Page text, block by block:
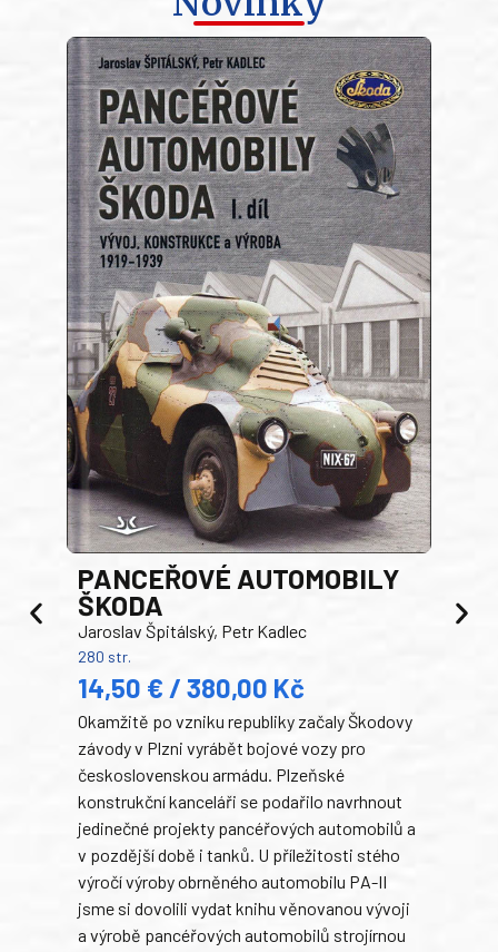
PANCEŘOVÉ AUTOMOBILY
ŠKODA
Jaroslav Špitálský, Petr Kadlec
280 str.
14,50 € / 380,00 Kč
Okamžitě po vzniku republiky začaly Škodovy
závody v Plzni vyrábět bojové vozy pro
československou armádu. Plzeňské
konstrukční kanceláři se podařilo navrhnout
jedinečné projekty pancéřových automobilů a
v pozdější době i tanků. U příležitosti stého
výročí výroby obrněného automobilu PA-II
jsme si dovolili vydat knihu věnovanou vývoji
a výrobě pancéřových automobilů strojírnou